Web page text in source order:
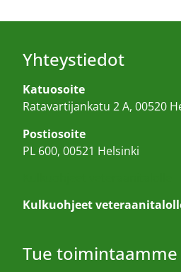
Yhteystiedot
Katuosoite
Ratavartijankatu 2 A, 00520
Postiosoite
PL 600, 00521 Helsinki
Kulkuohjeet
Tue toimintaamme